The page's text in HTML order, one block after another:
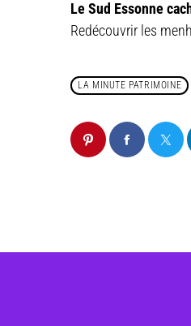
Le Sud Essonne
Redécouvrir les
LA MINUTE PATRIMOINE